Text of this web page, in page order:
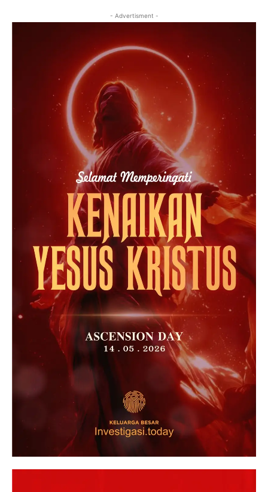
- Advertisment -